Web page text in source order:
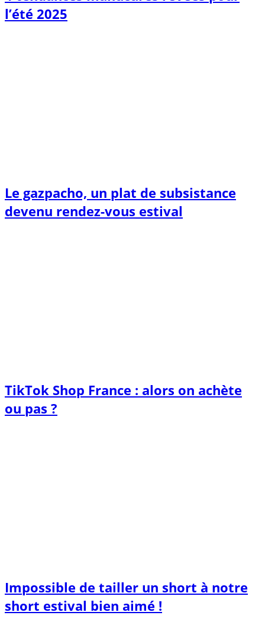
l’été 2025
Le gazpacho, un plat de subsistance
devenu rendez-vous estival
TikTok Shop France : alors on achète
ou pas ?
Impossible de tailler un short à notre
short estival bien aimé !